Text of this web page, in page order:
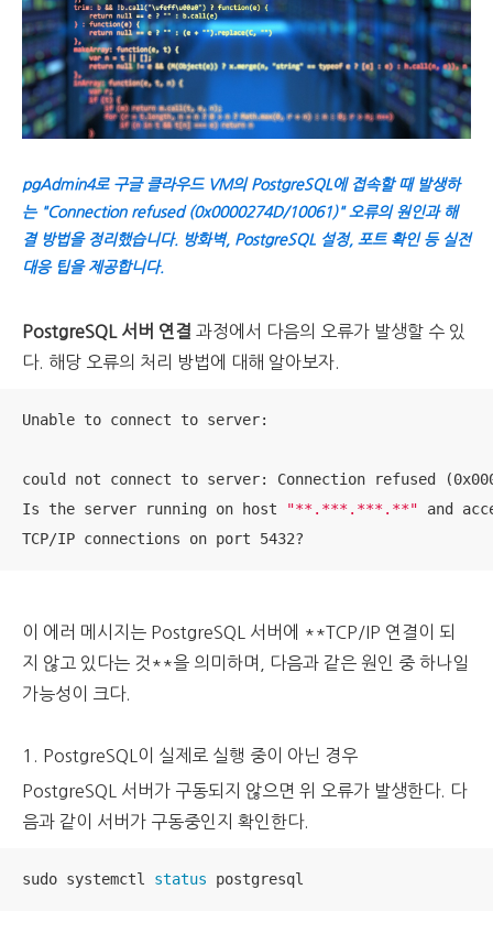
pgAdmin4로 구글 클라우드 VM의 PostgreSQL에 접속할 때 발생하
는 "Connection refused (0x0000274D/10061)" 오류의 원인과 해
결 방법을 정리했습니다. 방화벽, PostgreSQL 설정, 포트 확인 등 실전
대응 팁을 제공합니다.
PostgreSQL 서버 연결 과정에서 다음의 오류가 발생할 수 있
다. 해당 오류의 처리 방법에 대해 알아보자.
Unable to connect to server:
could not connect to server: Connection refused
Is the server running on host
"**.***.***.**" and
TCP/IP connections on port 5432?
이 에러 메시지는 PostgreSQL 서버에 **TCP/IP 연결이 되
지 않고 있다는 것**을 의미하며, 다음과 같은 원인 중 하나일
가능성이 크다.
1. PostgreSQL이 실제로 실행 중이 아닌 경우
PostgreSQL 서버가 구동되지 않으면 위 오류가 발생한다. 다
음과 같이 서버가 구동중인지 확인한다.
sudo systemctl status postgresql